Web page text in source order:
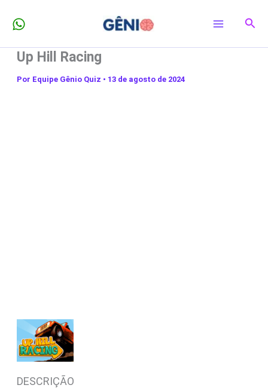
para
conteúdo
Up Hill Racing
Por Equipe Gênio Quiz • 13 de agosto de 2024
DESCRIÇÃO